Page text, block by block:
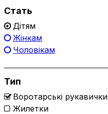
Стать
Дітям
Жінкам
Чоловікам
Тип
Воротарські рукавички
Жилетки